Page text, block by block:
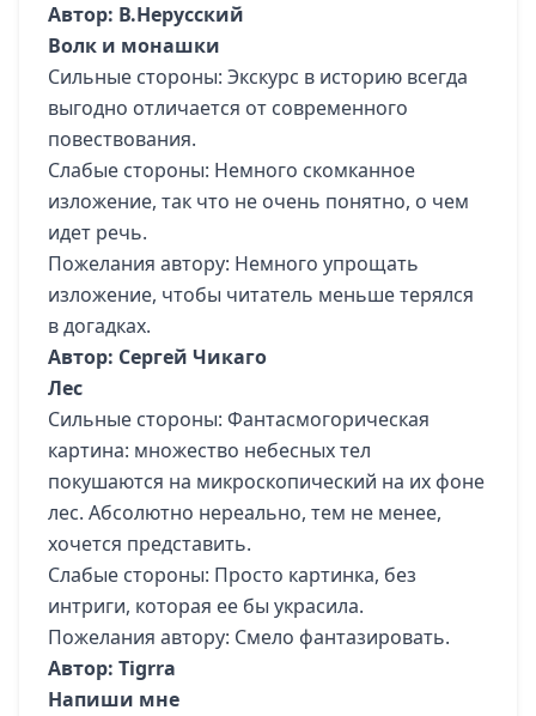
Автор: В.Нерусский
Волк и монашки
Сильные стороны: Экскурс в историю всегда
выгодно отличается от современного
повествования.
Слабые стороны: Немного скомканное
изложение, так что не очень понятно, о чем
идет речь.
Пожелания автору: Немного упрощать
изложение, чтобы читатель меньше терялся
в догадках.
Автор: Сергей Чикаго
Лес
Сильные стороны: Фантасмогорическая
картина: множество небесных тел
покушаются на микроскопический на их фоне
лес. Абсолютно нереально, тем не менее,
хочется представить.
Слабые стороны: Просто картинка, без
интриги, которая ее бы украсила.
Пожелания автору: Смело фантазировать.
Автор: Tigrra
Напиши мне